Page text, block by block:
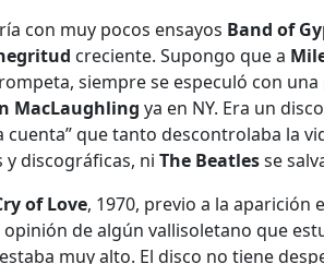
con muy pocos ensayos Band of
creciente. Supongo que a
siempre se especuló con
MacLaughling ya en NY. Era un
que tanto descontrolaba la
discográficas, ni The Beatlesse
of Love, 1970, previo a la aparición
de algún vallisoletano que
muy alto. El disco no tiene